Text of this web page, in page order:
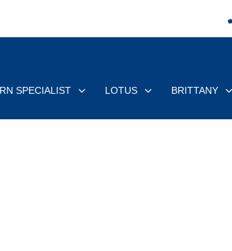
SPECIALIST LOTUS BRITTANY